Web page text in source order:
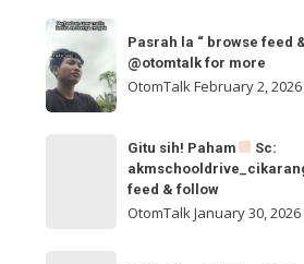
Pasrah
la
browse
@otomtalk
Pasrah la “ browse feed
@otomtalk for more
OtomTalkFebruary 2, 2026
Gitu sih! Paham
Sc:
feed & follow
OtomTalkJanuary 30, 2026